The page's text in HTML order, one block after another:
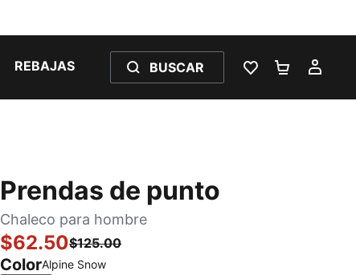
REBAJAS BUSCAR
LISTA DE
Prendas de punto
Chaleco para hombre
$62.50$125.00
ColorAlpine Snow